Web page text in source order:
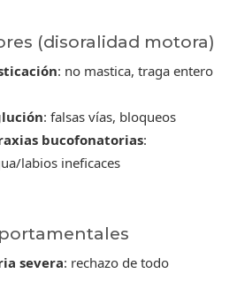
(disoralidad motora)
: no mastica, traga entero
: falsas vías, bloqueos
bucofonatorias:
labios ineficaces
severa: rechazo de todo